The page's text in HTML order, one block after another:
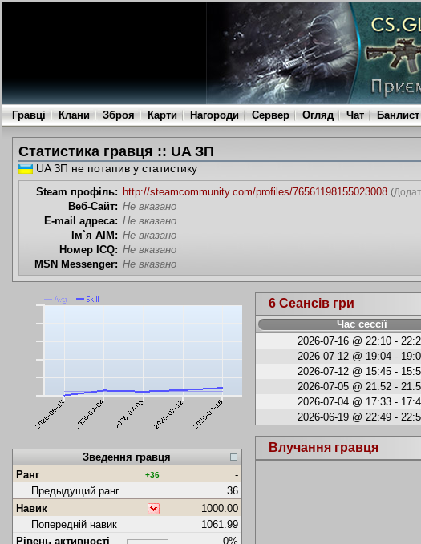
Гравці Клани Зброя Карти Нагороди Сервер Огляд Чат Банлист
Статистика гравця :: UA ЗП
UA ЗП не потапив у статистику
Steam профіль: http://steamcommunity.com/profiles/76561198155023008 (
Веб-Сайт: Не вказано
E-mail адреса: Не вказано
Ім`я AIM: Не вказано
Номер ICQ: Не вказано
MSN Messenger: Не вказано
Зведення гравця
Ранг
+36
-
Предыдущий ранг
36
Навик
1000.00
Попередній навик
1061.99
Рівень активності
0%
6 Сеансів гри
Час сессії
2026-07-16 @ 22:10 -
2026-07-12 @ 19:04 -
2026-07-12 @ 15:45 -
2026-07-05 @ 21:52 -
2026-07-04 @ 17:33 -
2026-06-19 @ 22:49 -
Влучання гравця